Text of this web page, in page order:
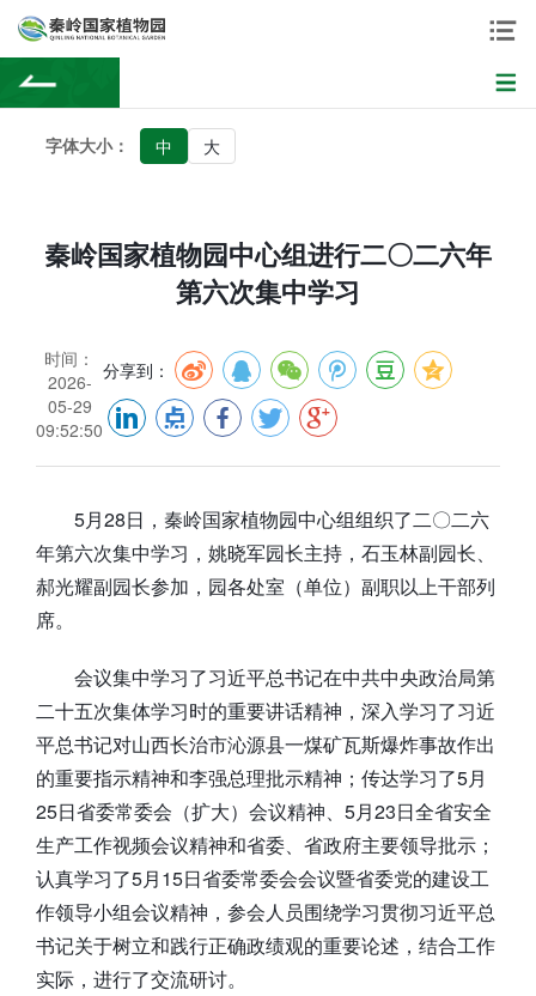
字体大小： 中 大
秦岭国家植物园中心组进行二〇二六年
第六次集中学习
时间：
2026-
05-29
09:52:50
分享到：
5月28日，秦岭国家植物园中心组组织了二〇二六
年第六次集中学习，姚晓军园长主持，石玉林副园长、
郝光耀副园长参加，园各处室（单位）副职以上干部列
席。
会议集中学习了习近平总书记在中共中央政治局第
二十五次集体学习时的重要讲话精神，深入学习了习近
平总书记对山西长治市沁源县一煤矿瓦斯爆炸事故作出
的重要指示精神和李强总理批示精神；传达学习了5月
25日省委常委会（扩大）会议精神、5月23日全省安全
生产工作视频会议精神和省委、省政府主要领导批示；
认真学习了5月15日省委常委会会议暨省委党的建设工
作领导小组会议精神，参会人员围绕学习贯彻习近平总
书记关于树立和践行正确政绩观的重要论述，结合工作
实际，进行了交流研讨。